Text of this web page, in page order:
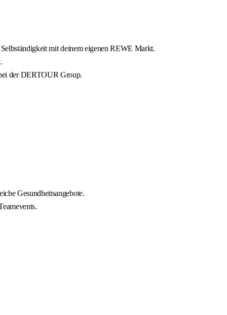
mit deinem eigenen REWE Markt.
der DERTOUR Group.
Gesundheitsangebote.